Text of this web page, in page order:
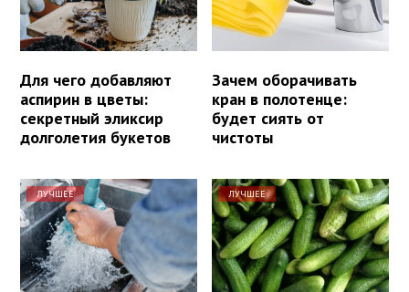
Для чего добавляют
аспирин в цветы:
секретный эликсир
долголетия букетов
Зачем оборачивать
кран в полотенце:
будет сиять от
чистоты
ЛУЧШЕЕ ЛУЧШЕЕ